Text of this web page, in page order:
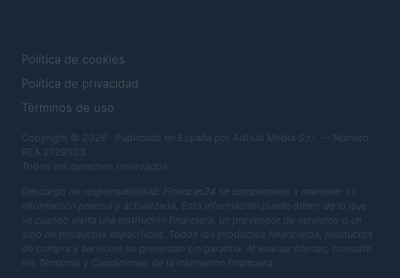
Política de cookies
Política de privacidad
Términos de uso
Copyright © 2026 · Publicado en España por AdHub Media S.r.l. — Número
REA 2729933
Todos los derechos reservados
Descargo de responsabilidad: Finanzas24 se compromete a mantener su
información precisa y actualizada. Esta información puede diferir de lo que
ve cuando visita una institución financiera, un proveedor de servicios o un
sitio de productos específicos. Todos los productos financieros, productos
de compra y servicios se presentan sin garantía. Al evaluar ofertas, consulte
los Términos y Condiciones de la institución financiera.